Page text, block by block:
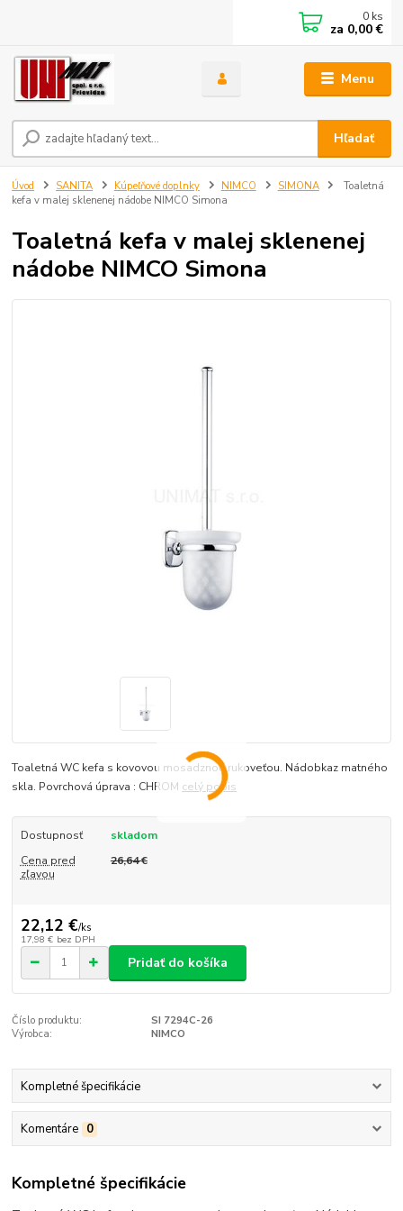
Menu
Hľadať
0 ks
za 0,00 €
Úvod SANITA Kúpeľňové doplnky NIMCO SIMONA
Toaletná
kefa v malej sklenenej nádobe NIMCO Simona
Toaletná kefa v malej sklenenej
nádobe NIMCO Simona
Toaletná WC kefa s kovovou mosadznou rukoveťou. Nádobkaz matného
skla. Povrchová úprava : CHROM celý popis
Dostupnosť
skladom
Cena pred
zľavou
26,64 €
22,12 €/ks
17,98 € bez DPH
Pridať do košíka
Číslo produktu:
SI 7294C-26
Výrobca:
NIMCO
Kompletné špecifikácie
Komentáre 0
Kompletné špecifikácie